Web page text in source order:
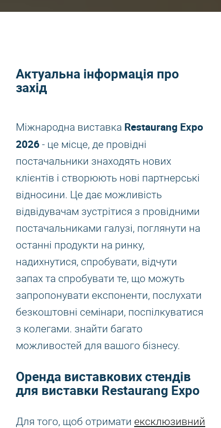
Актуальна інформація про
захід
Міжнародна виставка Restaurang Expo
2026 - це місце, де провідні
постачальники знаходять нових
клієнтів і створюють нові партнерські
відносини. Це дає можливість
відвідувачам зустрітися з провідними
постачальниками галузі, поглянути на
останні продукти на ринку,
надихнутися, спробувати, відчути
запах та спробувати те, що можуть
запропонувати експоненти, послухати
безкоштовні семінари, поспілкуватися
з колегами. знайти багато
можливостей для вашого бізнесу.
Оренда виставкових стендів
для виставки Restaurang Expo
Для того, щоб отримати ексклюзивний